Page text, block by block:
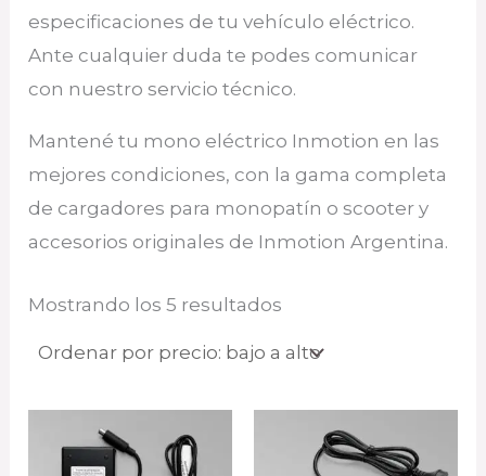
especificaciones de tu vehículo eléctrico.
Ante cualquier duda te podes comunicar
con nuestro servicio técnico.
Mantené tu mono eléctrico Inmotion en las
mejores condiciones, con la gama completa
de cargadores para monopatín o scooter y
accesorios originales de Inmotion Argentina.
Mostrando los 5 resultados